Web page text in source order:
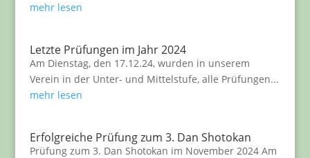
mehr lesen
Letzte Prüfungen im Jahr 2024
Am Dienstag, den 17.12.24, wurden in unserem
Verein in der Unter- und Mittelstufe, alle Prüfungen...
mehr lesen
Erfolgreiche Prüfung zum 3. Dan Shotokan
Prüfung zum 3. Dan Shotokan im November 2024 Am